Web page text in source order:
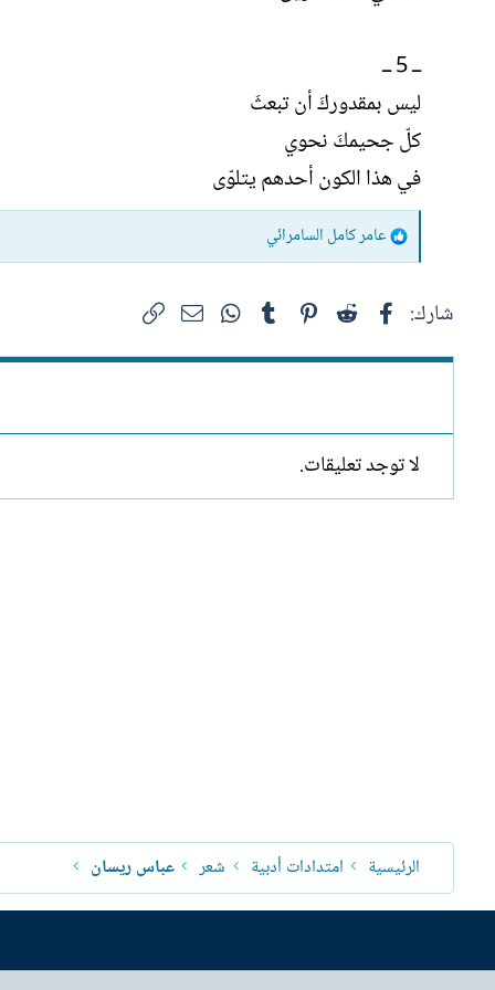
ــ 5 ــ
ليس بمقدوركَ أن تبعثَ
كلّ جحيمكَ نحوي
في هذا الكون أحدهم يتلوّى
ا
ل
ف
ا
ت
عامر كامل السامرائي
شارك: فيسبوكReddit
Pinterest
Tumblr
WhatsAppالبريد الإلكتروني
لا توجد تعليقات.
الرئيسية امتدادات أدبية شعر عباس ريسان